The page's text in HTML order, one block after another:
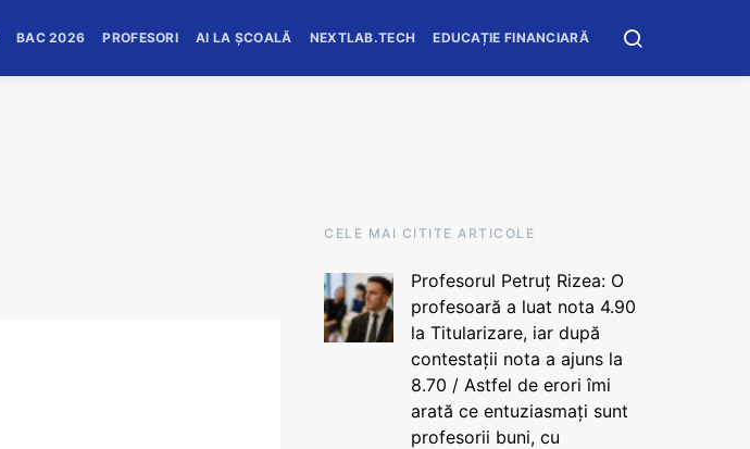
BAC 2026 PROFESORI AI LA ȘCOALĂ NEXTLAB.TECH EDUCAȚIE FINANCIARĂ
CELE MAI CITITE ARTICOLE
Profesorul Petruț Rizea: O
profesoară a luat nota 4.90
la Titularizare, iar după
contestații nota a ajuns la
8.70 / Astfel de erori îmi
arată ce entuziasmați sunt
profesorii buni, cu